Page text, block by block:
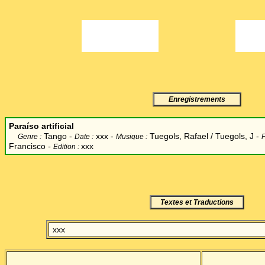
Enregistrements
Paraíso artificial
Genre : Tango - Date : xxx - Musique : Tuegols, Rafael / Tuegols, J -
Francisco - Edition : xxx
Textes et Traductions
xxx